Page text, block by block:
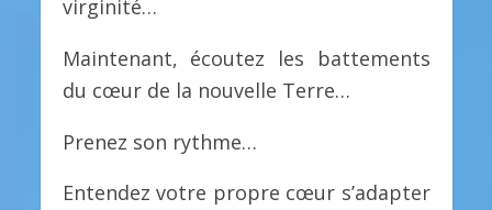
virginité…
Maintenant, écoutez les battements
du cœur de la nouvelle Terre…
Prenez son rythme…
Entendez votre propre cœur s’adapter